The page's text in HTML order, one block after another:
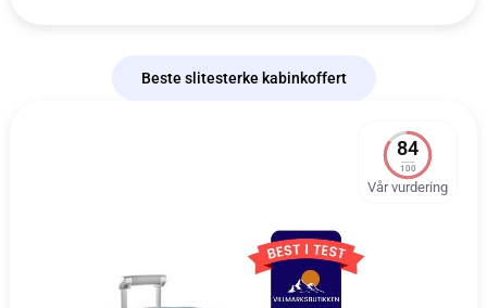
Beste slitesterke kabinkoffert
84
100
Vår vurdering